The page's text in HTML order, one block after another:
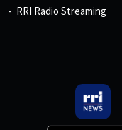
RRI Radio Streaming